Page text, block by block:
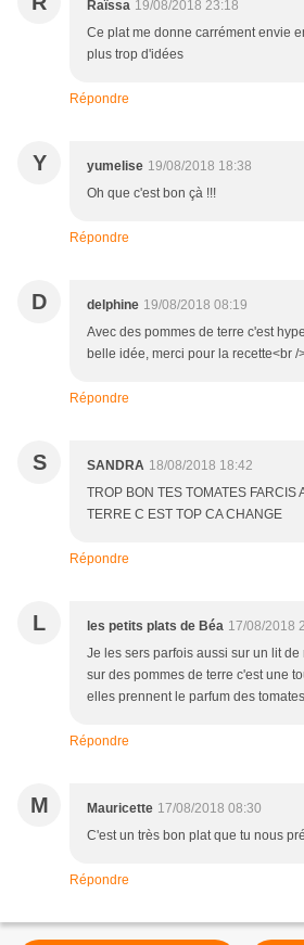
Raïssa 19/08/2018 23:18
Ce plat me donne carrément envie
plus trop d'idées
Répondre
Y yumelise 19/08/2018 18:38
Oh que c'est bon çà !!!
Répondre
D delphine 19/08/2018 08:19
Avec des pommes de terre c'est
belle idée, merci pour la recette<br /
Répondre
S SANDRA 18/08/2018 18:42
TROP BON TES TOMATES FARCIS
TERRE C EST TOP CA CHANGE
Répondre
L les petits plats de Béa 17/08/2018
Je les sers parfois aussi sur un lit
sur des pommes de terre c'est une
elles prennent le parfum des
Répondre
M Mauricette 17/08/2018 08:30
C'est un très bon plat que tu nous
Répondre